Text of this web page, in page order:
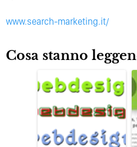
www.search-marketing.it/
Cosa stanno